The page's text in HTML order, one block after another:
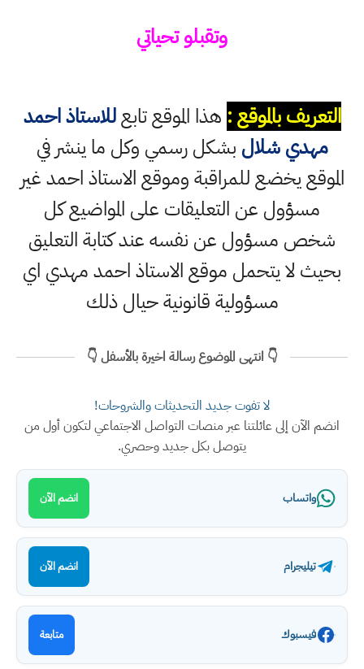
وتقبلو تحياتي
التعريف بالموقع : هذا الموقع تابعللاستاذ احمد
مهدي شلال بشكل رسمي وكل ما ينشر في
الموقع يخضع للمراقبة وموقع الاستاذ احمد غير
مسؤول عن التعليقات على المواضيع كل
شخص مسؤول عن نفسه عند كتابة التعليق
بحيث لا يتحمل موقع الاستاذ احمد مهدي اي
مسؤولية قانونية حيال ذلك
👇 انتهى الموضوع رسالة اخيرة بالأسفل 👇
لا تفوت جديد التحديثات والشروحات!
انضم الآن إلى عائلتنا عبر منصات التواصل الاجتماعي لتكون أول من
يتوصل بكل جديد وحصري.
واتساب انضم الآن
تيليجرام انضم الآن
فيسبوك متابعة